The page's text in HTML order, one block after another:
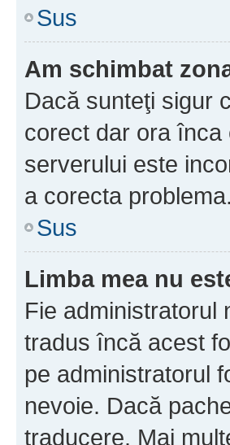
Sus
Am schimbat
Dacă sunteţi sigur
corect dar ora
serverului este
a corecta problema.
Sus
Limba mea nu
Fie administratorul
tradus încă acest
pe administratorul
nevoie. Dacă
traducere. Mai